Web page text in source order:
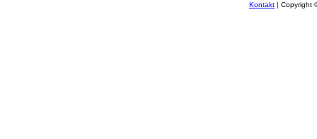
Kontakt | Copyright